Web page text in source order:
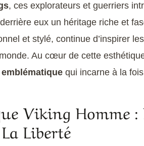
, ces explorateurs et guerriers
eux un héritage riche et
et stylé, continue d’inspirer
Au cœur de cette
qui incarne à la
Viking Homme :
Liberté